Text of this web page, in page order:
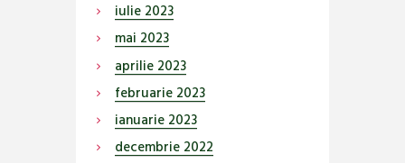
iulie 2023
mai 2023
aprilie 2023
februarie 2023
ianuarie 2023
decembrie 2022